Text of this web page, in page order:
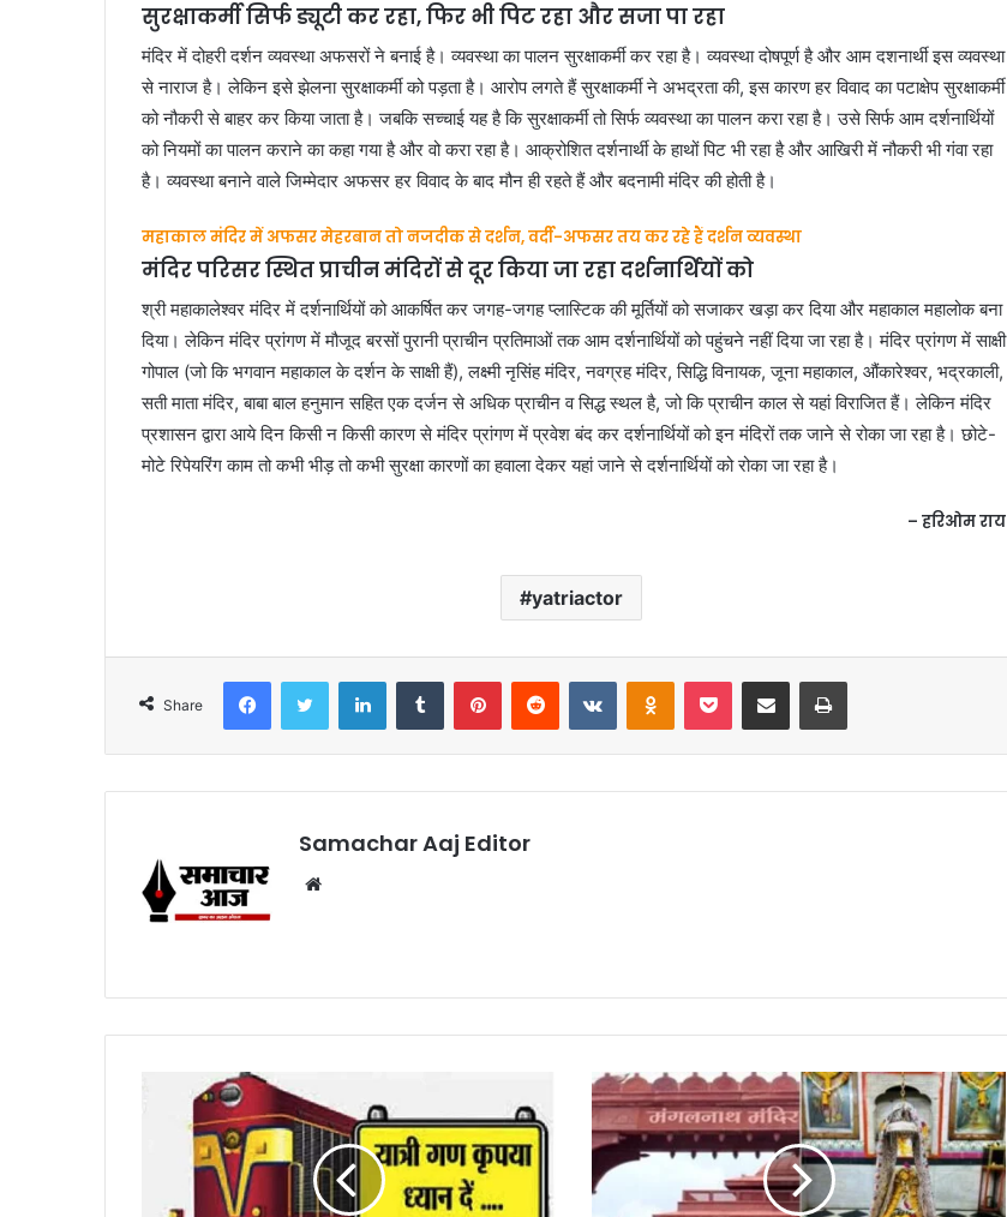
सुरक्षाकर्मी सिर्फ ड्यूटी कर रहा, फिर भी पिट रहा और सजा पा रहा
मंदिर में दोहरी दर्शन व्यवस्था अफसरों ने बनाई है। व्यवस्था का पालन सुरक्षाकर्मी कर रहा है। व्यवस्था दोषपूर्ण है और आम दशनार्थी इस व्यवस्था
से नाराज है। लेकिन इसे झेलना सुरक्षाकर्मी को पड़ता है। आरोप लगते हैं सुरक्षाकर्मी ने अभद्रता की, इस कारण हर विवाद का पटाक्षेप सुरक्षाकर्मी
को नौकरी से बाहर कर किया जाता है। जबकि सच्चाई यह है कि सुरक्षाकर्मी तो सिर्फ व्यवस्था का पालन करा रहा है। उसे सिर्फ आम दर्शनार्थियों
को नियमों का पालन कराने का कहा गया है और वो करा रहा है। आक्रोशित दर्शनार्थी के हाथों पिट भी रहा है और आखिरी में नौकरी भी गंवा रहा
है। व्यवस्था बनाने वाले जिम्मेदार अफसर हर विवाद के बाद मौन ही रहते हैं और बदनामी मंदिर की होती है।
महाकाल मंदिर में अफसर मेहरबान तो नजदीक से दर्शन, वर्दी-अफसर तय कर रहे हैं दर्शन व्यवस्था
मंदिर परिसर स्थित प्राचीन मंदिरों से दूर किया जा रहा दर्शनार्थियों को
श्री महाकालेश्वर मंदिर में दर्शनार्थियों को आकर्षित कर जगह-जगह प्लास्टिक की मूर्तियों को सजाकर खड़ा कर दिया और महाकाल महालोक बना
दिया। लेकिन मंदिर प्रांगण में मौजूद बरसों पुरानी प्राचीन प्रतिमाओं तक आम दर्शनार्थियों को पहुंचने नहीं दिया जा रहा है। मंदिर प्रांगण में साक्षी
गोपाल (जो कि भगवान महाकाल के दर्शन के साक्षी हैं), लक्ष्मी नृसिंह मंदिर, नवग्रह मंदिर, सिद्धि विनायक, जूना महाकाल, औंकारेश्वर, भद्रकाली,
सती माता मंदिर, बाबा बाल हनुमान सहित एक दर्जन से अधिक प्राचीन व सिद्ध स्थल है, जो कि प्राचीन काल से यहां विराजित हैं। लेकिन मंदिर
प्रशासन द्वारा आये दिन किसी न किसी कारण से मंदिर प्रांगण में प्रवेश बंद कर दर्शनार्थियों को इन मंदिरों तक जाने से रोका जा रहा है। छोटे-
मोटे रिपेयरिंग काम तो कभी भीड़ तो कभी सुरक्षा कारणों का हवाला देकर यहां जाने से दर्शनार्थियों को रोका जा रहा है।
– हरिओम राय
yatriactor
Share
FacebookTwitter LinkedInTumblr PinterestReddit VKontakteOdnoklassniki
Pocket Share via Email Print
Samachar Aaj Editor